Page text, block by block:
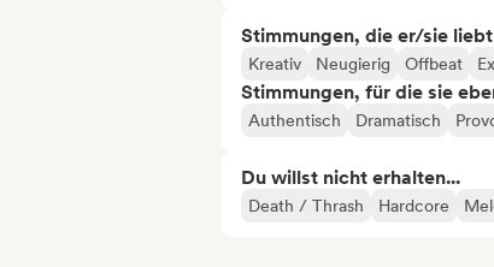
Stimmungen, die er/sie liebt
Kreativ Neugierig Offbeat
Stimmungen, für die sie
Authentisch Dramatisch
Du willst nicht erhalten...
Death / Thrash Hardcore